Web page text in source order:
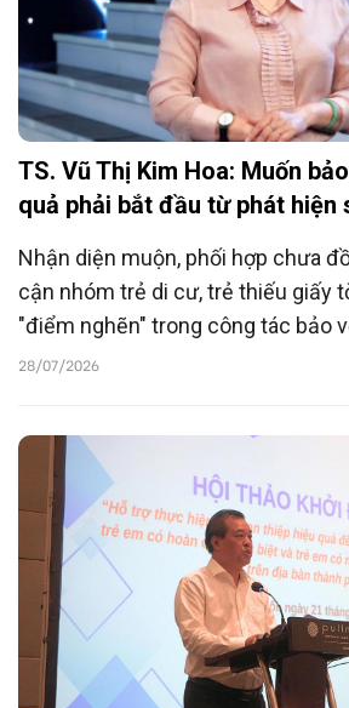
TS. Vũ Thị Kim Hoa: Muốn
quả phải bắt đầu từ phát hiện
Nhận diện muộn, phối hợp chưa
cận nhóm trẻ di cư, trẻ thiếu giấy
"điểm nghẽn" trong công tác bảo
TS. Vũ Thị Kim Hoa cho rằng, chỉ
em rơi vào những tổn thương
28/07/2026